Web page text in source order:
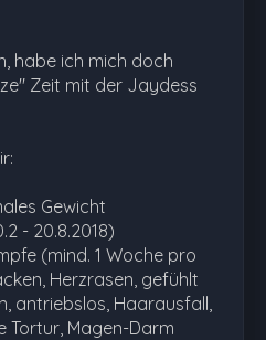
habe ich mich doch
Zeit mit der Jaydess
Gewicht
- 20.8.2018)
(mind. 1 Woche pro
Herzrasen, gefühlt
antriebslos, Haarausfall,
Tortur, Magen-Darm